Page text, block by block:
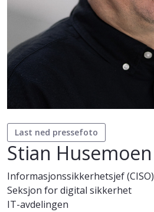
Last ned pressefoto
Stian Husemoen
Informasjonssikkerhetsjef (CISO)
Seksjon for digital sikkerhet
IT-avdelingen